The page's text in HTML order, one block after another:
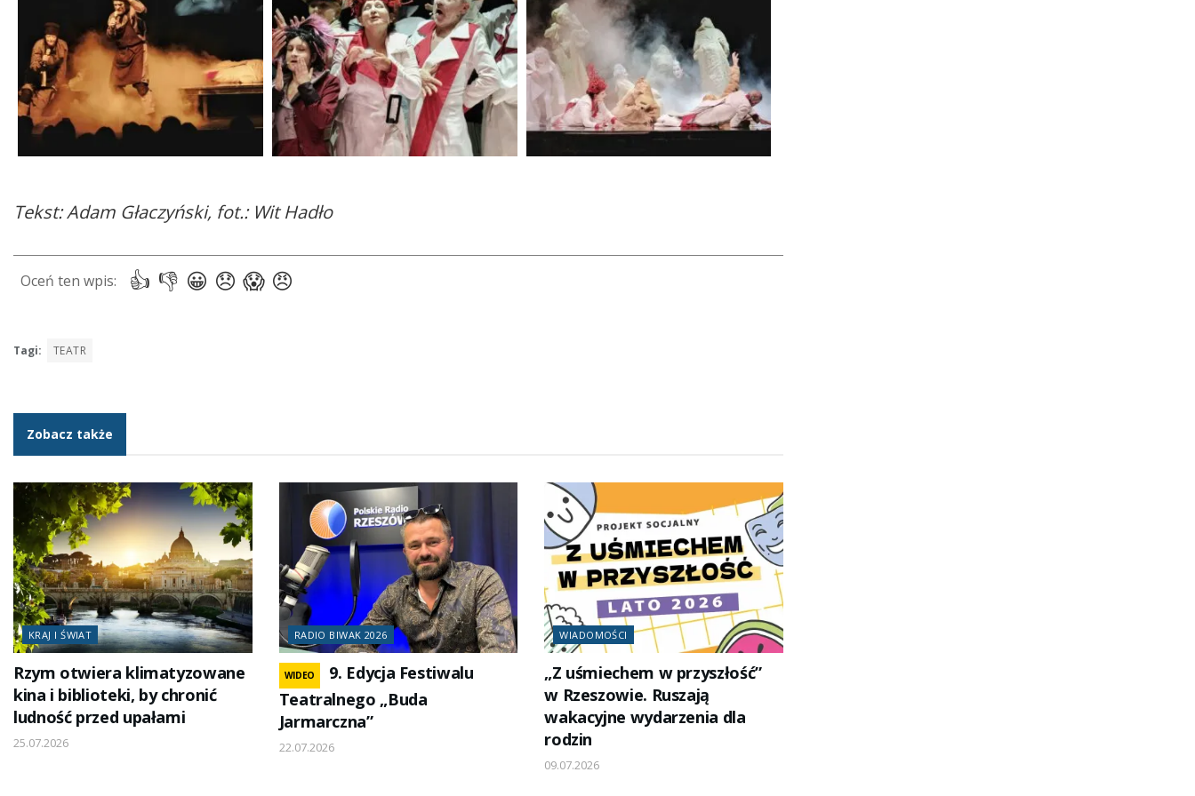
Tekst: Adam Głaczyński, fot.: Wit Hadło
Tagi: TEATR
Zobacz także
KRAJ I ŚWIAT
Rzym otwiera klimatyzowane
kina i biblioteki, by chronić
ludność przed upałami
25.07.2026
RADIO BIWAK 2026
WIDEO
9. Edycja Festiwalu
Teatralnego „Buda
Jarmarczna”
22.07.2026
WIADOMOŚCI
„Z uśmiechem w przyszłość”
w Rzeszowie. Ruszają
wakacyjne wydarzenia dla
rodzin
09.07.2026